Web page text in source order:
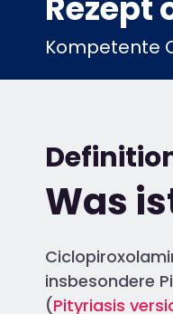
Kompetente
Was
insbesondere
(Pityriasis